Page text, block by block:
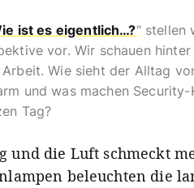
ist es eigentlich…?“ stellen
vor. Wir schauen
Wie sieht der Alltag
und was machen Security-
Tag?
und die Luft schmeckt
beleuchten die